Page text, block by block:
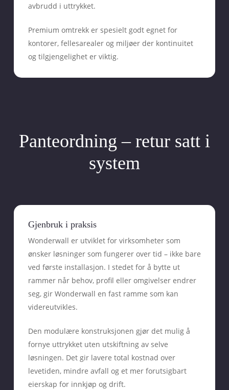
avbrudd i uttrykket.
Premium omtrekk er spesielt godt egnet for
kontorer, fellesarealer og miljøer der kontinuitet
og tilgjengelighet er viktig.
Panteordning – retur satt i
system
Gjenbruk i praksis
Wonderwall er utviklet for virksomheter som
ønsker løsninger som fungerer over tid – ikke bare
ved første installasjon. I stedet for å bytte ut
rammer når behov, profil eller omgivelser endrer
seg, gir Wonderwall en fast ramme som kan
videreutvikles.
Den modulære konstruksjonen gjør det mulig å
fornye uttrykket uten utskiftning av selve
løsningen. Det gir lavere total kostnad over
levetiden, mindre avfall og et mer forutsigbart
eierskap for innkjøp og drift.